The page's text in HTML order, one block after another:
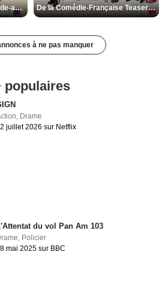
Les Matins merveilleux Bande-annonce VF De la Comédie-Française Teaser VF
à ne pas manquer
populaires
Drame
juillet 2026 sur Netflix
du vol Pan Am 103
, Policier
mai 2025 sur BBC